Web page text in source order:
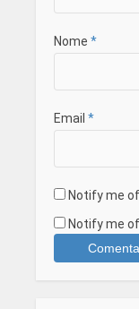
Nome *
Email *
Notify me
Notify me